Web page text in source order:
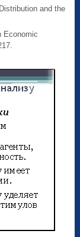
and the
Economic